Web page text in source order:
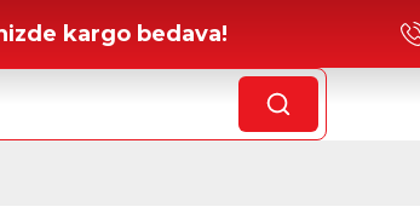
kargo bedava!